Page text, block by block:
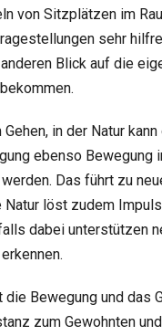
von Sitzplätzen im
sehr
Blick auf die
Gehen, in der Natur
ebenso Bewegung
Das führt zu
Natur löst zudem
dabei unterstützen
Bewegung und das
zum Gewohnten